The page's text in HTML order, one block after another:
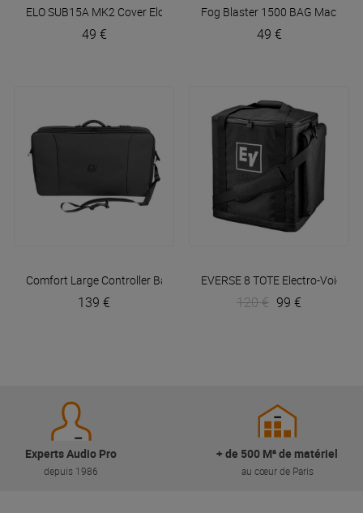
ELO SUB15A MK2 Cover Elokance
49 €
Fog Blaster 1500 BAG Mac Mah
49 €
Comfort Large Controller Bag DJBAG
139 €
EVERSE 8 TOTE Electro-Voice
120 € 99 €
Experts Audio Pro
depuis 1986
+ de 500 M² de matériel
au cœur de Paris